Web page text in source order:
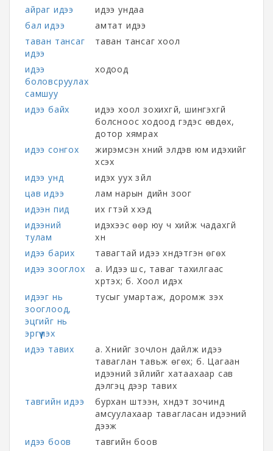
айраг идээ
идээ ундаа
бал идээ
амтат идээ
таван тансаг
идээ
таван тансаг хоол
идээ
боловсруулах
самшуу
ходоод
идээ байх
идээ хоол зохихгүй, шингэхгүй
болсноос ходоод гэдэс өвдөх,
дотор хямрах
идээ сонгох
жирэмсэн хүний элдэв юм идэхийг
хүсэх
идээ унд
идэх уух зүйл
цав идээ
лам нарын үдийн зоог
идээн пид
их үгтэй хүүхэд
идээний
тулам
идэхээс өөр юу ч хийж чадахгүй
хүн
идээ барих
тавагтай идээ хүндэтгэн өгөх
идээ зооглох
а. Идээ шүүс, таваг тахилгаас
хүртэх; б. Хоол идэх
идээг нь
зооглоод,
эцгийг нь
эргүүлэх
тусыг умартаж, доромж үзэх
идээ тавих
а. Хүнийг зочлон дайлж идээ
таваглан тавьж өгөх; б. Цагаан
идээний зүйлийг хатаахаар сав
дэлгэц дээр тавих
тавгийн идээ
бурхан шүтээн, хүндэт зочинд
амсуулахаар тавагласан идээний
дээж
идээ боов
тавгийн боов